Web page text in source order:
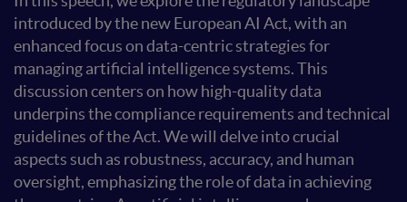
introduced by the new European AI Act, with an
enhanced focus on data-centric strategies for
managing artificial intelligence systems. This
discussion centers on how high-quality data
underpins the compliance requirements and technical
guidelines of the Act. We will delve into crucial
aspects such as robustness, accuracy, and human
oversight, emphasizing the role of data in achieving